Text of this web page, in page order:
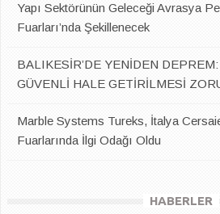
Yapı Sektörünün Geleceği Avrasya
Fuarları’nda Şekillenecek
BALIKESİR’DE YENİDEN
GÜVENLİ HALE GETİRİLMESİ
Marble Systems Tureks, İtalya
Fuarlarında İlgi Odağı Oldu
HABERLER